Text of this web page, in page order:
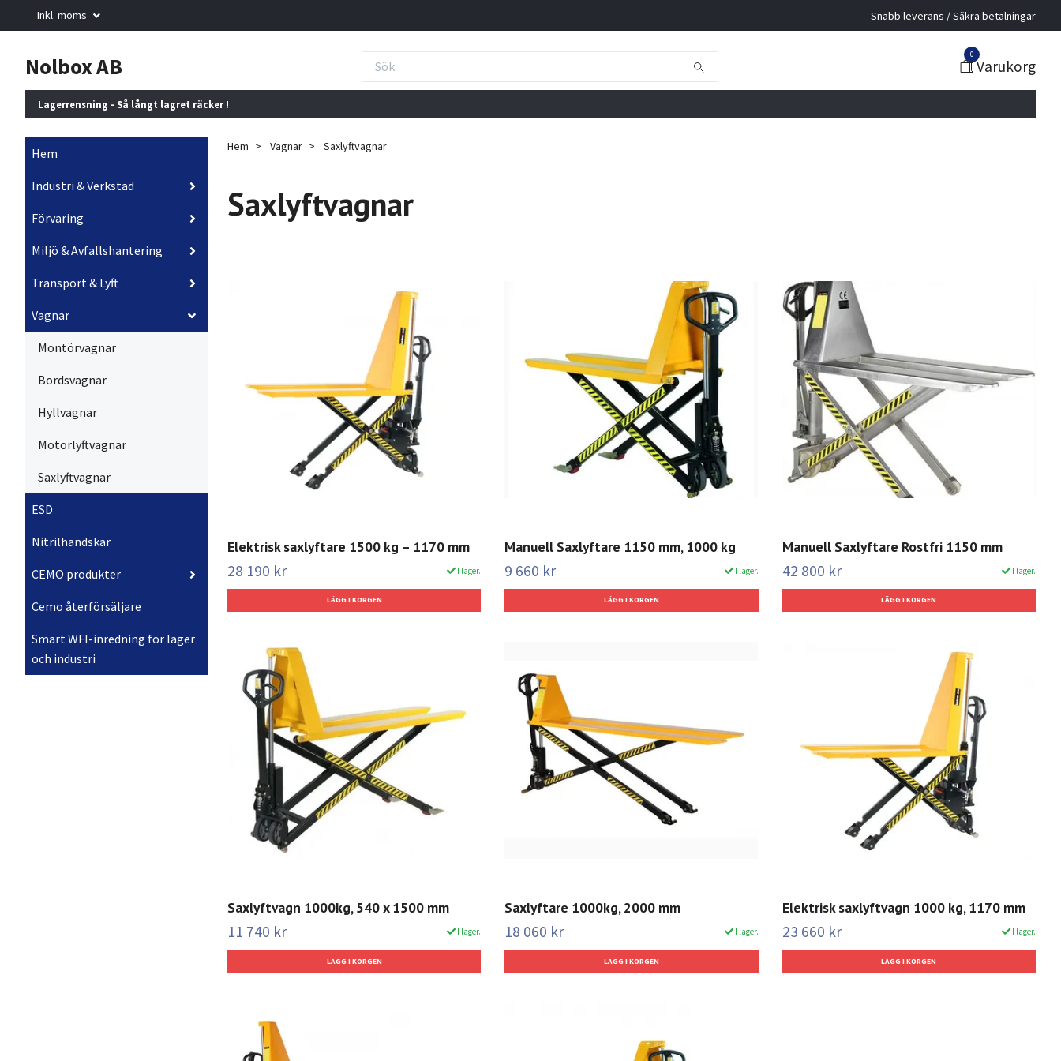
Inkl. moms Snabb leverans / Säkra betalningar
Nolbox AB 0
Varukorg
Lagerrensning - Så långt lagret räcker !
Hem
Industri & Verkstad
Förvaring
Miljö & Avfallshantering
Transport & Lyft
Vagnar
Montörvagnar
Bordsvagnar
Hyllvagnar
Motorlyftvagnar
Saxlyftvagnar
ESD
Nitrilhandskar
CEMO produkter
Cemo återförsäljare
Smart WFI-inredning för lager
och industri
Hem Vagnar Saxlyftvagnar
Saxlyftvagnar
Elektrisk saxlyftare 1500 kg – 1170 mm
28 190 kr I lager.
Manuell Saxlyftare 1150 mm, 1000 kg
9 660 kr I lager.
Manuell Saxlyftare Rostfri 1150 mm
42 800 kr I lager.
Saxlyftvagn 1000kg, 540 x 1500 mm
11 740 kr I lager.
Saxlyftare 1000kg, 2000 mm
18 060 kr I lager.
Elektrisk saxlyftvagn 1000 kg, 1170 mm
23 660 kr I lager.